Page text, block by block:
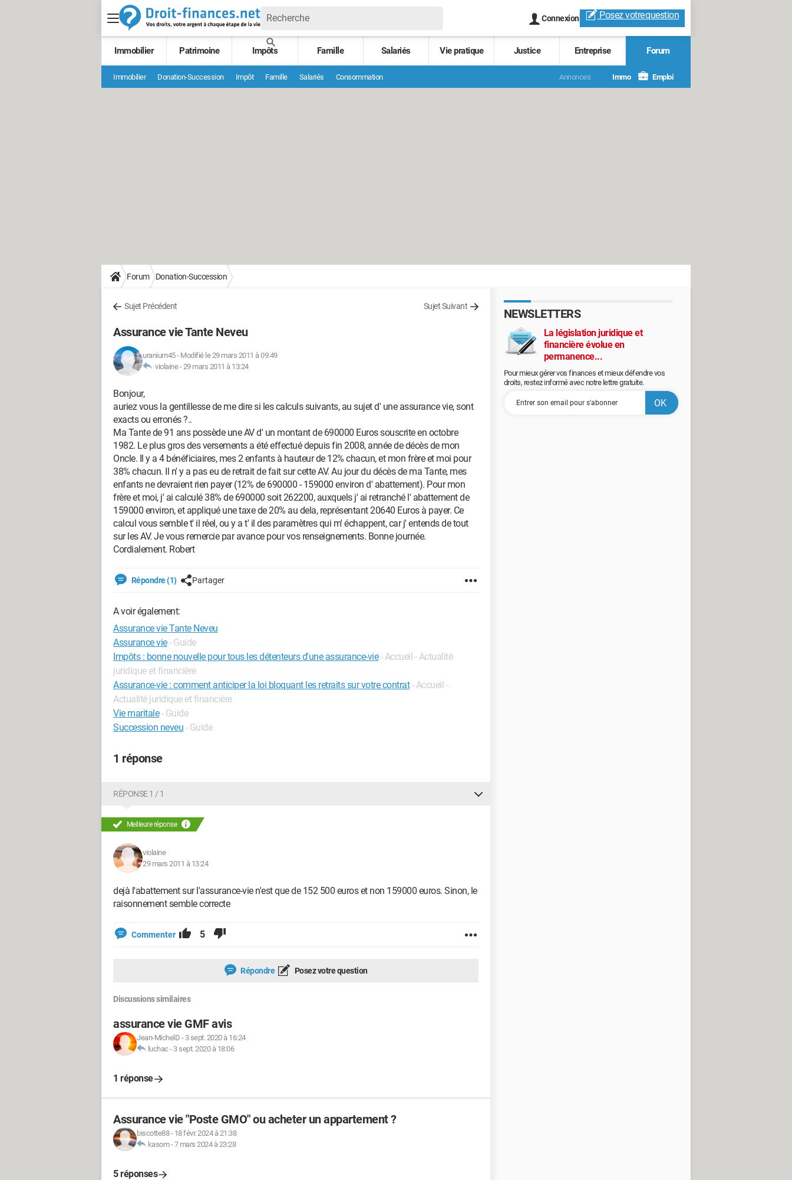
Connexion Posez votrequestion
Immobilier Patrimoine Impôts Famille Salariés Vie pratique Justice Entreprise Forum
Immobilier Donation-Succession Impôt Famille Salariés Consommation Annonces Immo Emploi
Forum Donation-Succession
Sujet Précédent Sujet Suivant
Assurance vie Tante Neveu
uranium45- Modifié le 29 mars 2011 à 09:49
violaine -29 mars 2011 à 13:24
Bonjour,
auriez vous la gentillesse de me dire si les calculs suivants, au sujet d' une assurance vie, sont
exacts ou erronés ?..
Ma Tante de 91 ans possède une AV d' un montant de 690000 Euros souscrite en octobre
1982. Le plus gros des versements a été effectué depuis fin 2008, année de décès de mon
Oncle. Il y a 4 bénéficiaires, mes 2 enfants à hauteur de 12% chacun, et mon frère et moi pour
38% chacun. Il n' y a pas eu de retrait de fait sur cette AV. Au jour du décès de ma Tante, mes
enfants ne devraient rien payer (12% de 690000 - 159000 environ d' abattement). Pour mon
frère et moi, j' ai calculé 38% de 690000 soit 262200, auxquels j' ai retranché l' abattement de
159000 environ, et appliqué une taxe de 20% au dela, représentant 20640 Euros à payer. Ce
calcul vous semble t' il réel, ou y a t' il des paramètres qui m' échappent, car j' entends de tout
sur les AV. Je vous remercie par avance pour vos renseignements. Bonne journée.
Cordialement. Robert
Répondre (1) Partager
A voir également:
Assurance vie Tante Neveu
Assurance vie- Guide
Impôts : bonne nouvelle pour tous les détenteurs d'une assurance-vie - Accueil - Actualité
juridique et financière
Assurance-vie : comment anticiper la loi bloquant les retraits sur votre contrat - Accueil -
Actualité juridique et financière
Vie maritale - Guide
Succession neveu - Guide
1 réponse
RÉPONSE 1 / 1
Meilleure réponse
violaine
29 mars 2011 à 13:24
dejà l'abattement sur l'assurance-vie n'est que de 152 500 euros et non 159000 euros. Sinon, le
raisonnement semble correcte
Commenter 5
Répondre Posez votre question
Discussions similaires
assurance vie GMF avis
Jean-MichelD - 3 sept. 2020 à 16:24
luchac - 3 sept. 2020 à 18:06
1 réponse
Assurance vie "Poste GMO" ou acheter un appartement ?
biscotte88- 18 févr. 2024 à 21:38
kasom-7 mars 2024 à 23:28
5 réponses
NEWSLETTERS
La législation juridique et
financière évolue en
permanence...
Pour mieux gérer vos finances et mieux défendre vos
droits, restez informé avec notre lettre gratuite.